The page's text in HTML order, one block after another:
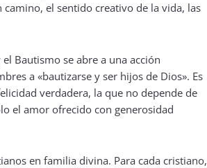
el sentido creativo de la vida, las
Bautismo se abre a una acción
a «bautizarse y ser hijos de Dios». Es
verdadera, la que no depende de
el amor ofrecido con generosidad
en familia divina. Para cada cristiano,